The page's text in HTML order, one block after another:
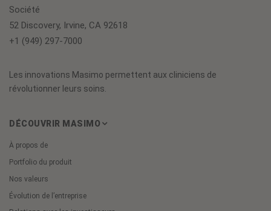
Société
52 Discovery, Irvine, CA 92618
+1 (949) 297-7000
Les innovations Masimo permettent aux cliniciens de
révolutionner leurs soins.
DÉCOUVRIR MASIMO
À propos de
Portfolio du produit
Nos valeurs
Évolution de l’entreprise